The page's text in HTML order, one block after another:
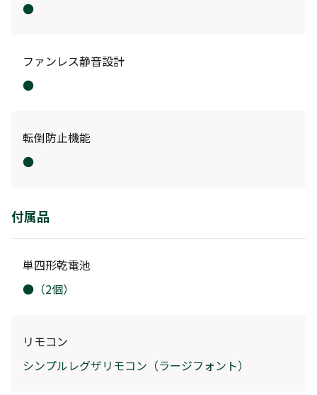
●
ファンレス静音設計
●
転倒防止機能
●
付属品
単四形乾電池
●（2個）
リモコン
シンプルレグザリモコン（ラージフォント）